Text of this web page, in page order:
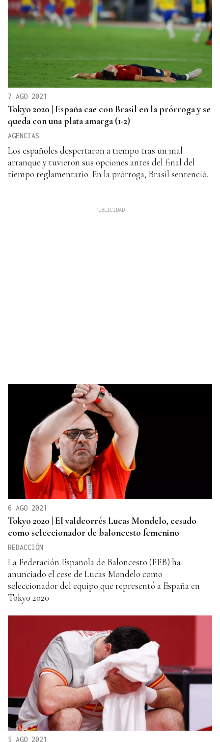
7 AGO 2021
Tokyo 2020 | España cae con Brasil en la prórroga y se
queda con una plata amarga (1-2)
AGENCIAS
Los españoles despertaron a tiempo tras un mal
arranque y tuvieron sus opciones antes del final del
tiempo reglamentario. En la prórroga, Brasil sentenció.
6 AGO 2021
Tokyo 2020 | El valdeorrés Lucas Mondelo, cesado
como seleccionador de baloncesto femenino
REDACCIÓN
La Federación Española de Baloncesto (FEB) ha
anunciado el cese de Lucas Mondelo como
seleccionador del equipo que representó a España en
Tokyo 2020
5 AGO 2021